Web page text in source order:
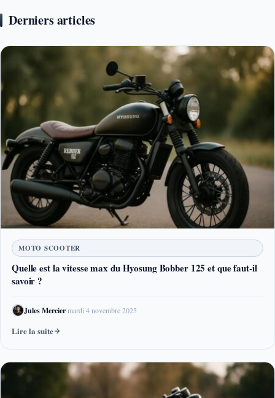
Derniers articles
MOTO SCOOTER
Quelle est la vitesse max du Hyosung Bobber 125 et que faut-il
savoir ?
Jules Mercier·mardi 4 novembre 2025
Lire la suite